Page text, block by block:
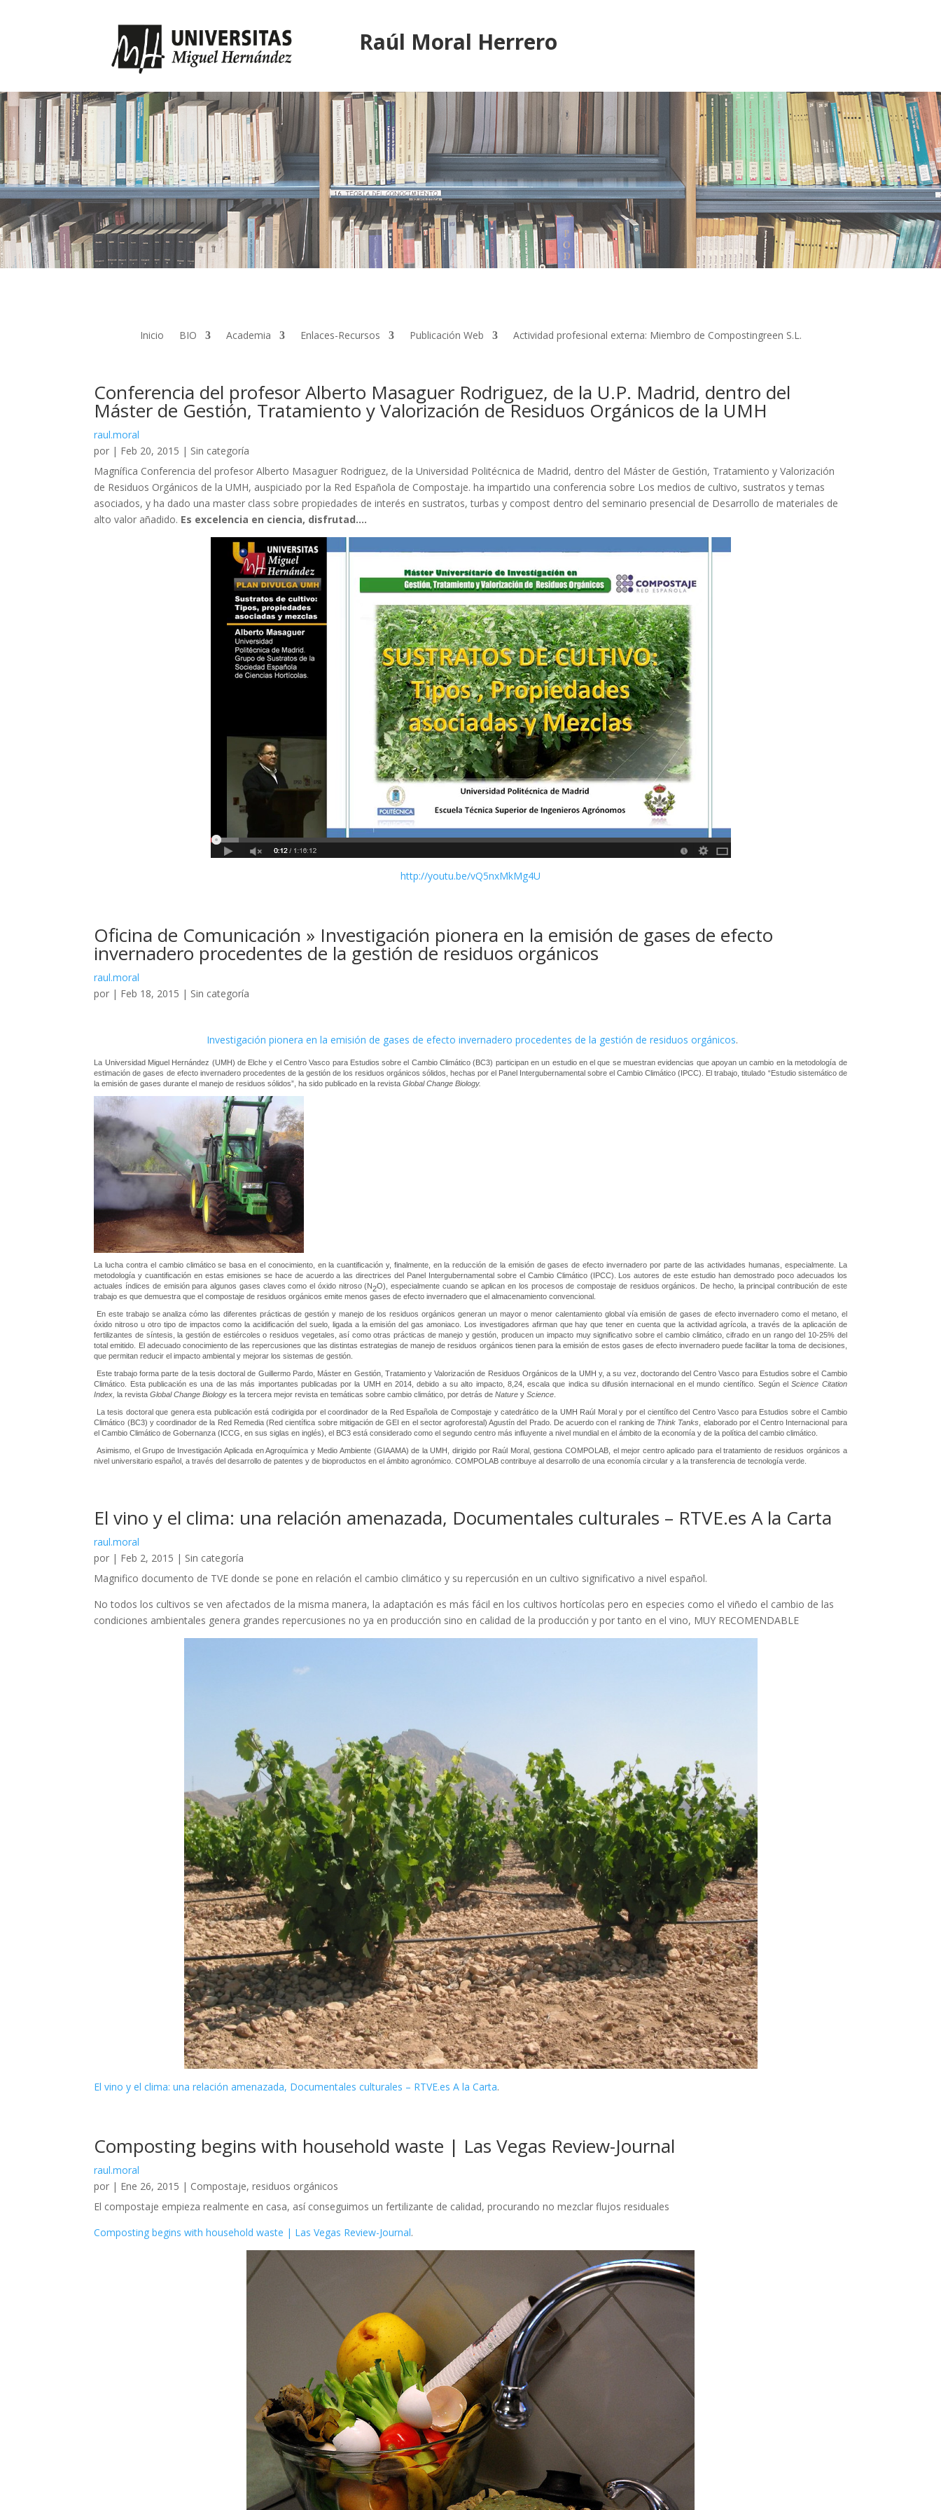
Raúl Moral Herrero
Inicio BIO Academia Enlaces-Recursos Publicación Web Actividad profesional externa: Miembro de Compostingreen S.L.
Conferencia del profesor Alberto Masaguer Rodriguez, de la U.P. Madrid, dentro del
Máster de Gestión, Tratamiento y Valorización de Residuos Orgánicos de la UMH
raul.moral
por | Feb 20, 2015 | Sin categoría
Magnífica Conferencia del profesor Alberto Masaguer Rodriguez, de la Universidad Politécnica de Madrid, dentro del Máster de Gestión, Tratamiento y Valorización
de Residuos Orgánicos de la UMH, auspiciado por la Red Española de Compostaje. ha impartido una conferencia sobre Los medios de cultivo, sustratos y temas
asociados, y ha dado una master class sobre propiedades de interés en sustratos, turbas y compost dentro del seminario presencial de Desarrollo de materiales de
alto valor añadido. Es excelencia en ciencia, disfrutad….
http://youtu.be/vQ5nxMkMg4U
Oficina de Comunicación » Investigación pionera en la emisión de gases de efecto
invernadero procedentes de la gestión de residuos orgánicos
raul.moral
por | Feb 18, 2015 | Sin categoría
Investigación pionera en la emisión de gases de efecto invernadero procedentes de la gestión de residuos orgánicos.
La Universidad Miguel Hernández (UMH) de Elche y el Centro Vasco para Estudios sobre el Cambio Climático (BC3) participan en un estudio en el que se muestran evidencias que apoyan un cambio en la metodología de
estimación de gases de efecto invernadero procedentes de la gestión de los residuos orgánicos sólidos, hechas por el Panel Intergubernamental sobre el Cambio Climático (IPCC). El trabajo, titulado “Estudio sistemático de
la emisión de gases durante el manejo de residuos sólidos”, ha sido publicado en la revistaGlobal Change Biology.
La lucha contra el cambio climático se basa en el conocimiento, en la cuantificación y, finalmente, en la reducción de la emisión de gases de efecto invernadero por parte de las actividades humanas, especialmente. La
metodología y cuantificación en estas emisiones se hace de acuerdo a las directrices del Panel Intergubernamental sobre el Cambio Climático (IPCC). Los autores de este estudio han demostrado poco adecuados los
actuales índices de emisión para algunos gases claves como el óxido nitroso (N2O), especialmente cuando se aplican en los procesos de compostaje de residuos orgánicos. De hecho, la principal contribución de este
trabajo es que demuestra que el compostaje de residuos orgánicos emite menos gases de efecto invernadero que el almacenamiento convencional.
En este trabajo se analiza cómo las diferentes prácticas de gestión y manejo de los residuos orgánicos generan un mayor o menor calentamiento global vía emisión de gases de efecto invernadero como el metano, el
óxido nitroso u otro tipo de impactos como la acidificación del suelo, ligada a la emisión del gas amoniaco. Los investigadores afirman que hay que tener en cuenta que la actividad agrícola, a través de la aplicación de
fertilizantes de síntesis, la gestión de estiércoles o residuos vegetales, así como otras prácticas de manejo y gestión, producen un impacto muy significativo sobre el cambio climático, cifrado en un rango del 10-25% del
total emitido. El adecuado conocimiento de las repercusiones que las distintas estrategias de manejo de residuos orgánicos tienen para la emisión de estos gases de efecto invernadero puede facilitar la toma de decisiones,
que permitan reducir el impacto ambiental y mejorar los sistemas de gestión.
Este trabajo forma parte de la tesis doctoral de Guillermo Pardo, Máster en Gestión, Tratamiento y Valorización de Residuos Orgánicos de la UMH y, a su vez, doctorando del Centro Vasco para Estudios sobre el Cambio
Climático. Esta publicación es una de las más importantes publicadas por la UMH en 2014, debido a su alto impacto, 8,24, escala que indica su difusión internacional en el mundo científico. Según elScience Citation
Index,
la revistaGlobal Change Biology es la tercera mejor revista en temáticas sobre cambio climático, por detrás de Nature yScience
La tesis doctoral que genera esta publicación está codirigida por el coordinador de la Red Española de Compostaje y catedrático de la UMH Raúl Moral y por el científico del Centro Vasco para Estudios sobre el Cambio
Climático (BC3) y coordinador de la Red Remedia (Red científica sobre mitigación de GEI en el sector agroforestal) Agustín del Prado. De acuerdo con el ranking de Think Tanks , elaborado por el Centro Internacional para
el Cambio Climático de Gobernanza (ICCG, en sus siglas en inglés), el BC3 está considerado como el segundo centro más influyente a nivel mundial en el ámbito de la economía y de la política del cambio climático.
Asimismo, el Grupo de Investigación Aplicada en Agroquímica y Medio Ambiente (GIAAMA) de la UMH, dirigido por Raúl Moral, gestiona COMPOLAB, el mejor centro aplicado para el tratamiento de residuos orgánicos a
nivel universitario español, a través del desarrollo de patentes y de bioproductos en el ámbito agronómico. COMPOLAB contribuye al desarrollo de una economía circular y a la transferencia de tecnología verde.
El vino y el clima: una relación amenazada, Documentales culturales – RTVE.es A la Carta
raul.moral
por | Feb 2, 2015 | Sin categoría
Magnifico documento de TVE donde se pone en relación el cambio climático y su repercusión en un cultivo significativo a nivel español.
No todos los cultivos se ven afectados de la misma manera, la adaptación es más fácil en los cultivos hortícolas pero en especies como el viñedo el cambio de las
condiciones ambientales genera grandes repercusiones no ya en producción sino en calidad de la producción y por tanto en el vino, MUY RECOMENDABLE
El vino y el clima: una relación amenazada, Documentales culturales – RTVE.es A la Carta.
Composting begins with household waste | Las Vegas Review-Journal
raul.moral
por | Ene 26, 2015 | Compostaje,residuos orgánicos
El compostaje empieza realmente en casa, así conseguimos un fertilizante de calidad, procurando no mezclar flujos residuales
Composting begins with household waste | Las Vegas Review-Journal.